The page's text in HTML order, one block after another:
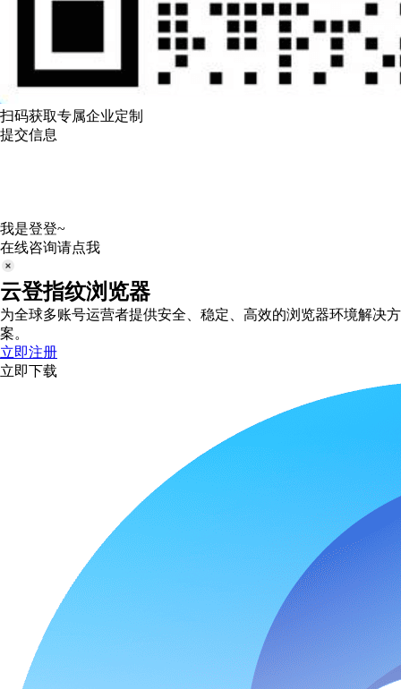
扫码获取专属企业定制
提交信息
我是登登~
在线咨询请点我
云登指纹浏览器
为全球多账号运营者提供安全、稳定、高效的浏览器环境解决方
案。
立即注册
立即下载